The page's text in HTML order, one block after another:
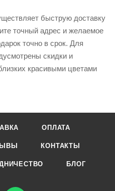
быструю доставку
точный адрес и желаемое
точно в срок. Для
скидки и
красивыми цветами
ОПЛАТА
КОНТАКТЫ
БЛОГ